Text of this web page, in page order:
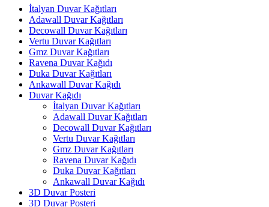
İtalyan Duvar Kağıtları
Adawall Duvar Kağıtları
Decowall Duvar Kağıtları
Vertu Duvar Kağıtları
Gmz Duvar Kağıtları
Ravena Duvar Kağıdı
Duka Duvar Kağıtları
Ankawall Duvar Kağıdı
Duvar Kağıdı
İtalyan Duvar Kağıtları
Adawall Duvar Kağıtları
Decowall Duvar Kağıtları
Vertu Duvar Kağıtları
Gmz Duvar Kağıtları
Ravena Duvar Kağıdı
Duka Duvar Kağıtları
Ankawall Duvar Kağıdı
3D Duvar Posteri
3D Duvar Posteri